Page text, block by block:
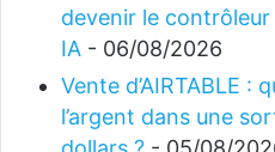
devenir le
IA - 06/08/2026
Vente d’AIRTABLE :
l’argent dans une